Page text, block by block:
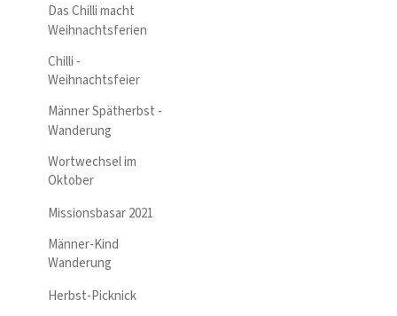
Das Chilli macht
Weihnachtsferien
Chilli -
Weihnachtsfeier
Männer Spätherbst -
Wanderung
Wortwechsel im
Oktober
Missionsbasar 2021
Männer-Kind
Wanderung
Herbst-Picknick